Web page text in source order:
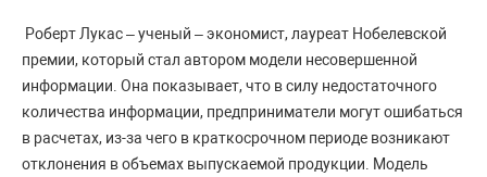
Роберт Лукас – ученый – экономист, лауреат Нобелевской
премии, который стал автором модели несовершенной
информации. Она показывает, что в силу недостаточного
количества информации, предприниматели могут ошибаться
в расчетах, из-за чего в краткосрочном периоде возникают
отклонения в объемах выпускаемой продукции. Модель